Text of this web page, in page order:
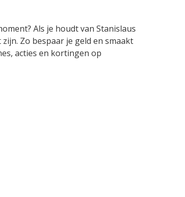
Als je houdt van Stanislaus
Zo bespaar je geld en smaakt
acties en kortingen op